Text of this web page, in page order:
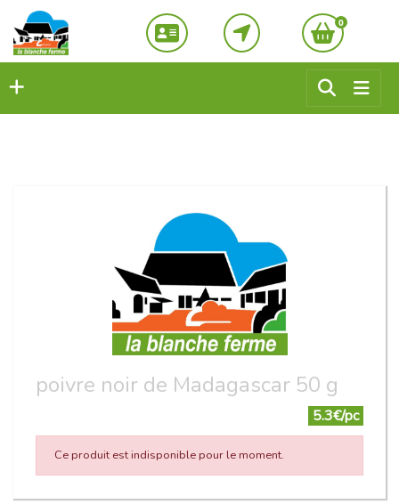
0
poivre noir de Madagascar 50 g
5.3€/pc
Ce produit est indisponible pour le moment.